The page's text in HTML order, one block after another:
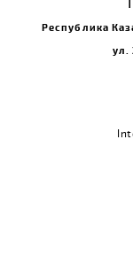
Республика
ул.